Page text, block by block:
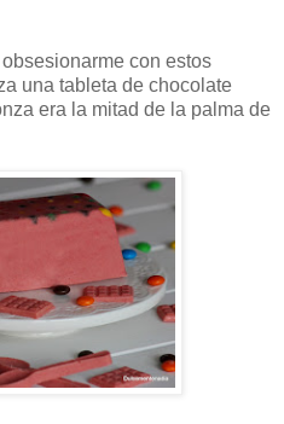
con estos
una tableta de chocolate
era la mitad de la palma de